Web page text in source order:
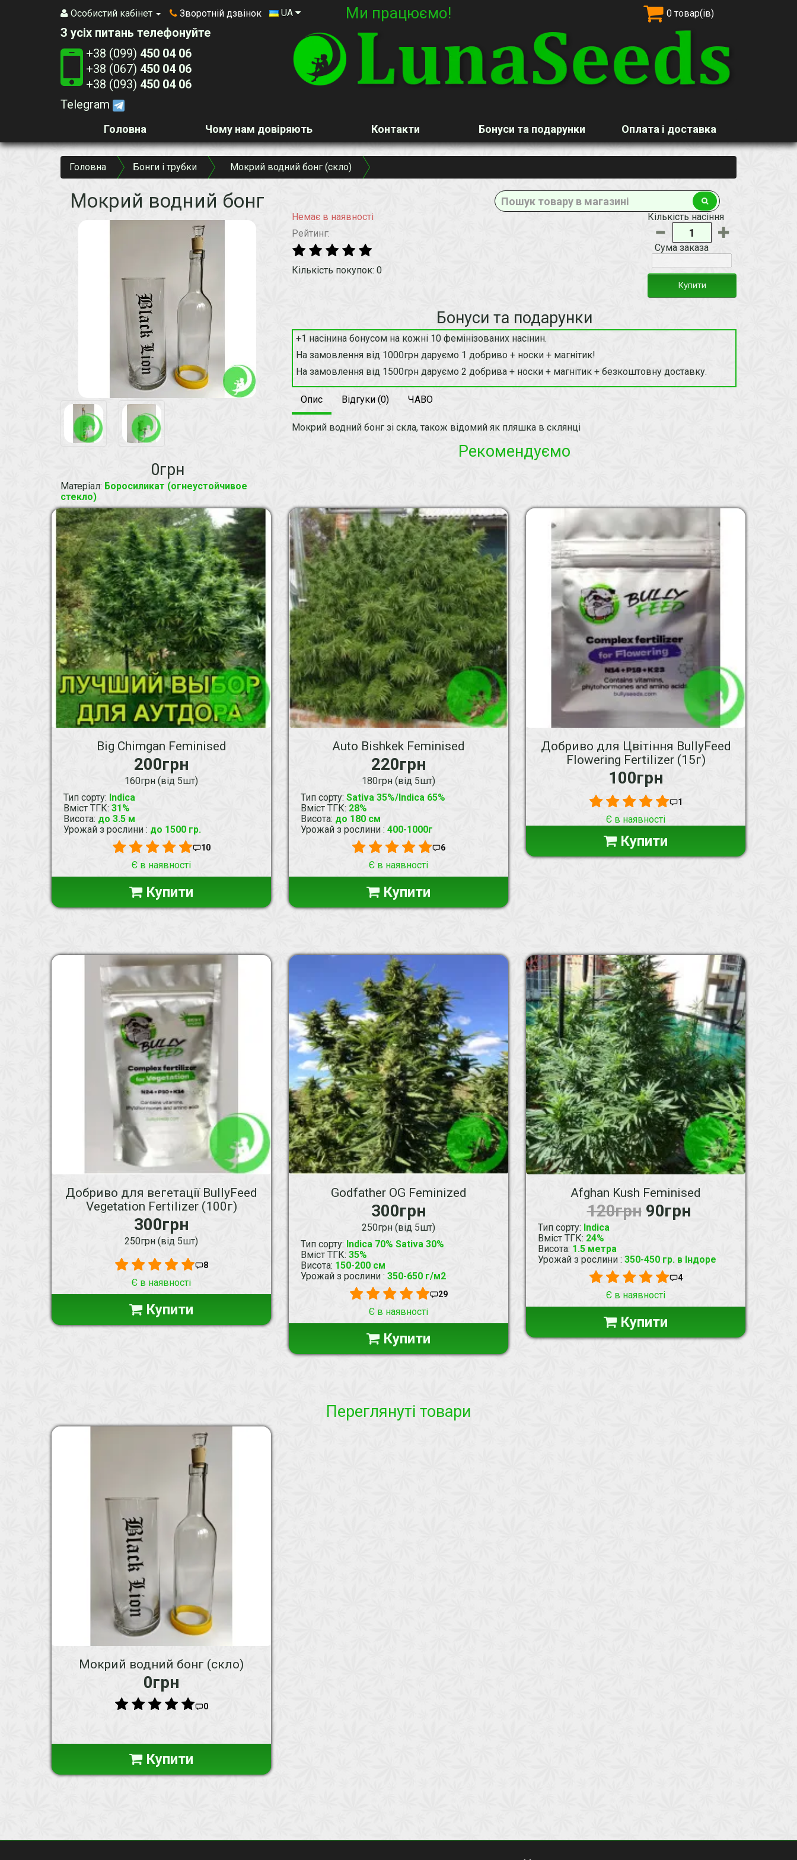
Особистий кабінет Зворотній дзвінок 0 товар(ів)
UA Ми працюємо!
З усіх питань телефонуйте
+38 (099) 450 04 06
+38 (067) 450 04 06
+38 (093) 450 04 06
Telegram
Головна Чому нам довіряють Контакти Бонуси та подарунки Оплата і доставка
Головна Бонги і трубки Мокрий водний бонг (скло)
Мокрий водний бонг
0грн
Матеріал: Боросиликат (огнеустойчивое
стекло)
Немає в наявності
Рейтинг:
Кількість покупок: 0
Кількість насіння
Сума заказа
Купити
Бонуси та подарунки
+1 насінина бонусом на кожні 10 фемінізованих насінин.
На замовлення від 1000грн даруємо 1 добриво + носки + магнітик!
На замовлення від 1500грн даруємо 2 добрива + носки + магнітик + безкоштовну доставку.
Опис Відгуки (0) ЧАВО
Мокрий водний бонг зі скла, також відомий як пляшка в склянці
Рекомендуємо
Big Chimgan Feminised
200грн
160грн (від 5шт)
Тип сорту: Indica
Вміст ТГК: 31%
Висота: до 3.5 м
Урожай з рослини : до 1500 гр.
10
Є в наявності
Купити
Auto Bishkek Feminised
220грн
180грн (від 5шт)
Тип сорту: Sativa 35%/Indica 65%
Вміст ТГК: 28%
Висота: до 180 см
Урожай з рослини : 400-1000г
6
Є в наявності
Купити
Добриво для Цвітіння BullyFeed
Flowering Fertilizer (15г)
100грн
1
Є в наявності
Купити
Добриво для вегетації BullyFeed
Vegetation Fertilizer (100г)
300грн
250грн (від 5шт)
8
Є в наявності
Купити
Godfather OG Feminized
300грн
250грн (від 5шт)
Тип сорту: Indica 70% Sativa 30%
Вміст ТГК: 35%
Висота: 150-200 см
Урожай з рослини : 350-650 г/м2
29
Є в наявності
Купити
Afghan Kush Feminised
120грн 90грн
Тип сорту: Indica
Вміст ТГК: 24%
Висота: 1.5 метра
Урожай з рослини : 350-450 гр. в Індоре
4
Є в наявності
Купити
Переглянуті товари
Мокрий водний бонг (скло)
0грн
0
Купити